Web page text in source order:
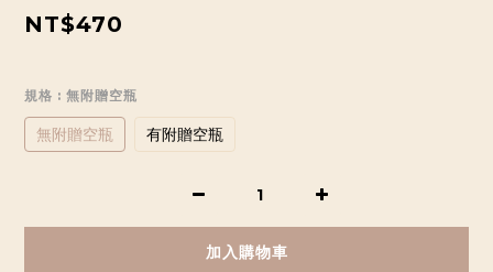
NT$470
規格 : 無附贈空瓶
無附贈空瓶 有附贈空瓶
加入購物車